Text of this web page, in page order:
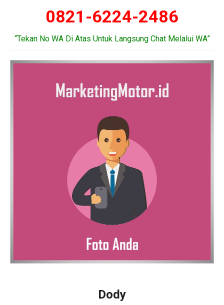
0821-6224-2486
“Tekan No WA Di Atas Untuk Langsung Chat Melalui WA”
Dody